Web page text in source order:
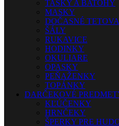
TAŠKY A BATOHY
MASKY
DOČASNÉ
ŠÁLY
RUKAVICE
HODINKY
OKULIARE
OPASKY
PEŇAŽENKY
TOPÁNKY
DARČEKOVÉ
KĽÚČENKY
HRNČEKY
ŠPERKY PRE